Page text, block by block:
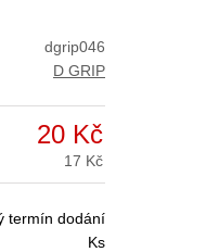
dgrip046
D GRIP
20 Kč
17 Kč
termín dodání
Ks